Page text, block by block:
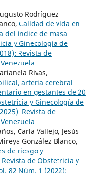
Rodríguez
Calidad de vida en
del índice de masa
y Ginecología de
Revista de
Rivas,
arteria cerebral
en gestantes de 20
y Ginecología de
Revista de
Carla Vallejo, Jesús
González Blanco,
de riesgo y
Revista de Obstetricia y
82 Núm. 1 (2022):